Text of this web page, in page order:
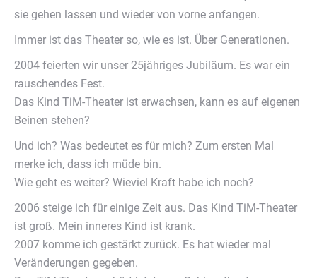
sie gehen lassen und wieder von vorne anfangen.
Immer ist das Theater so, wie es ist. Über Generationen.
2004 feierten wir unser 25jähriges Jubiläum. Es war ein
rauschendes Fest.
Das Kind TiM-Theater ist erwachsen, kann es auf eigenen
Beinen stehen?
Und ich? Was bedeutet es für mich? Zum ersten Mal
merke ich, dass ich müde bin.
Wie geht es weiter? Wieviel Kraft habe ich noch?
2006 steige ich für einige Zeit aus. Das Kind TiM-Theater
ist groß. Mein inneres Kind ist krank.
2007 komme ich gestärkt zurück. Es hat wieder mal
Veränderungen gegeben.